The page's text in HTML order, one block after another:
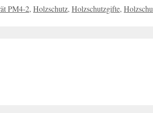
PM4-2, Holzschutz, Holzschutzgifte,